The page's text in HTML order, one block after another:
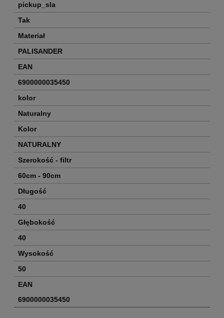
pickup_sla
Tak
Materiał
PALISANDER
EAN
6900000035450
kolor
Naturalny
Kolor
NATURALNY
Szerokość - filtr
60cm - 90cm
Długość
40
Głębokość
40
Wysokość
50
EAN
6900000035450